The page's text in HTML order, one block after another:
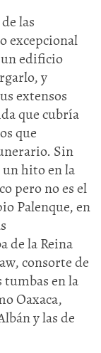
las
excepcional
un edificio
y
extensos
que cubría
que
Sin
hito en la
pero no es el
Palenque, en
de la Reina
consorte de
tumbas en la
Oaxaca,
y las de